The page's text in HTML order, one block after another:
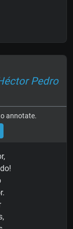
Pedro
annotate.